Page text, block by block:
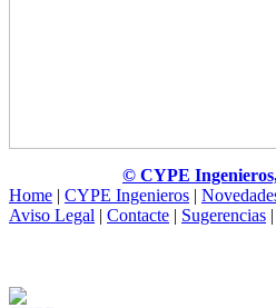
© CYPE
Home | CYPE Ingenieros |
Aviso Legal | Contacte | Sugerencias |